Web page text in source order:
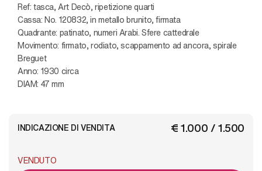
Ref: tasca, Art Decò, ripetizione quarti
Cassa: No. 120832, in metallo brunito, firmata
Quadrante: patinato, numeri Arabi. Sfere cattedrale
Movimento: firmato, rodiato, scappamento ad ancora, spirale
Breguet
Anno: 1930 circa
DIAM: 47 mm
€ 1.000 / 1.500
INDICAZIONE DI VENDITA
VENDUTO